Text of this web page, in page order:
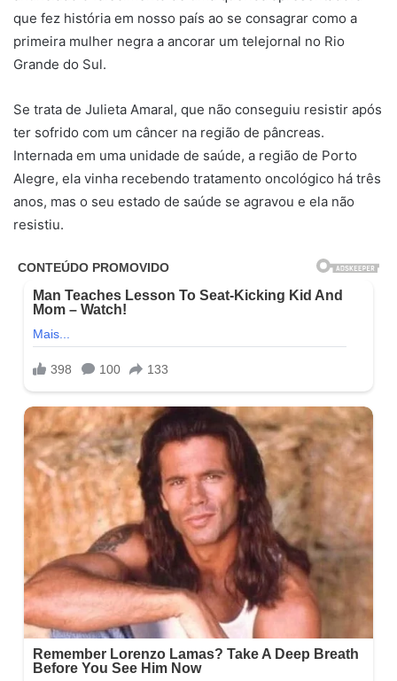
que fez história em nosso país ao se consagrar como a
primeira mulher negra a ancorar um telejornal no Rio
Grande do Sul.
Se trata de Julieta Amaral, que não conseguiu resistir após
ter sofrido com um câncer na região de pâncreas.
Internada em uma unidade de saúde, a região de Porto
Alegre, ela vinha recebendo tratamento oncológico há três
anos, mas o seu estado de saúde se agravou e ela não
resistiu.